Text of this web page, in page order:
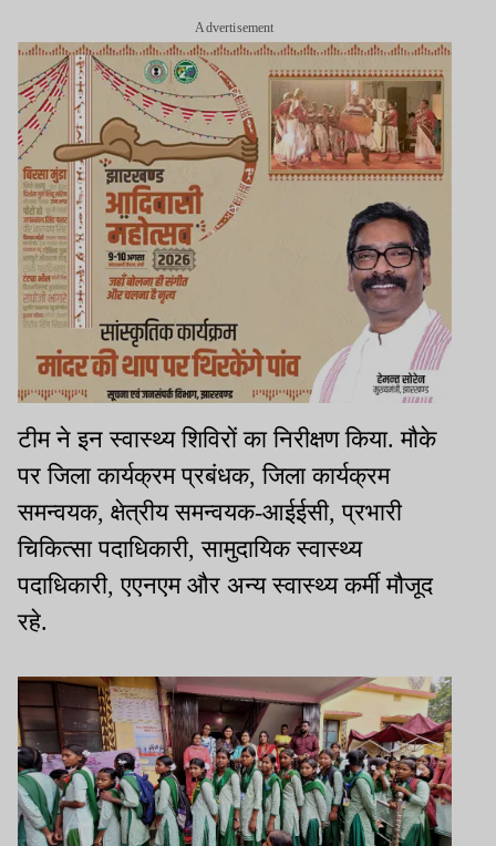
Advertisement
टीम ने इन स्वास्थ्य शिविरों का निरीक्षण किया. मौके
पर जिला कार्यक्रम प्रबंधक, जिला कार्यक्रम
समन्वयक, क्षेत्रीय समन्वयक-आईईसी, प्रभारी
चिकित्सा पदाधिकारी, सामुदायिक स्वास्थ्य
पदाधिकारी, एएनएम और अन्य स्वास्थ्य कर्मी मौजूद
रहे.